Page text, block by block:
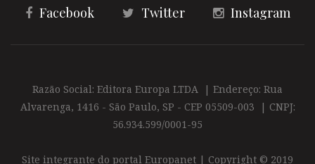
Facebook Twitter Instagram
Razão Social: Editora Europa LTDA | Endereço: Rua
Alvarenga, 1416 - São Paulo, SP - CEP 05509-003 | CNPJ:
56.934.599/0001-95
Site integrante do portal Europanet | Copyright © 2019